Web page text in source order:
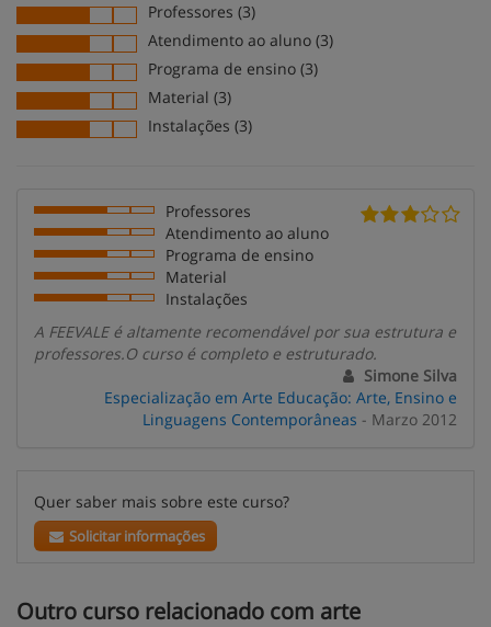
Professores (3)
Atendimento ao aluno (3)
Programa de ensino (3)
Material (3)
Instalações (3)
Professores
Atendimento ao aluno
Programa de ensino
Material
Instalações
A FEEVALE é altamente recomendável por sua estrutura e
professores.O curso é completo e estruturado.
Simone Silva
Especialização em Arte Educação: Arte, Ensino e
Linguagens Contemporâneas - Marzo 2012
Quer saber mais sobre este curso?
Solicitar informações
Outro curso relacionado com arte